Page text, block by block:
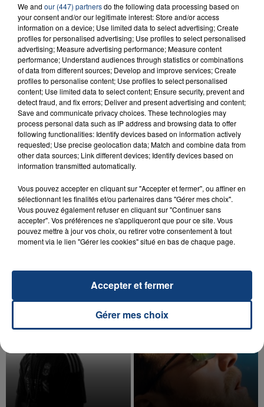
23 juillet 2026
INCENDIE MORTEL À LENS : UNE FEMME ET
SON BÉBÉ ENTRE LA VIE ET LA...
Un homme s'est immolé par le feu après avoir
aspergé sa compagne et leur bébé de trois mois
d'un liquide inflammable.
20 juillet 2026
UNE ADOLESCENTE DEVANT SE FAIRE
OPÉRER DE LA CHEVILLE RESSORT DE LA...
La famille a porté plainte contre la clinique qui a
TITRES DIFFUSÉS
18h07
18h07
We and our (447) partnersdo the following data processing based on
your consent and/or our legitimate interest: Store and/or access
information on a device; Use limited data to select advertising; Create
profiles for personalised advertising; Use profiles to select personalised
advertising; Measure advertising performance; Measure content
performance; Understand audiences through statistics or combinations
of data from different sources; Develop and improve services; Create
profiles to personalise content; Use profiles to select personalised
content; Use limited data to select content; Ensure security, prevent and
detect fraud, and fix errors; Deliver and present advertising and content;
Save and communicate privacy choices. These technologies may
process personal data such as IP address and browsing data to offer
following functionalities: Identify devices based on information actively
requested; Use precise geolocation data; Match and combine data from
other data sources; Link different devices; Identify devices based on
information transmitted automatically.
Vous pouvez accepter en cliquant sur "Accepter et fermer", ou affiner en
sélectionnant les finalités et/ou partenaires dans "Gérer mes choix".
Vous pouvez également refuser en cliquant sur "Continuer sans
accepter". Vos préférences ne s'appliqueront que pour ce site. Vous
pouvez mettre à jour vos choix, ou retirer votre consentement à tout
moment via le lien "Gérer les cookies" situé en bas de chaque page.
Gérer mes choix
Accepter et fermer